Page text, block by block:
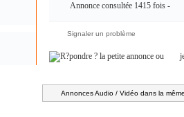
Annonce consultée 1415 fois -
Signaler un problème
ou
Annonces Audio / Vidéo dans la